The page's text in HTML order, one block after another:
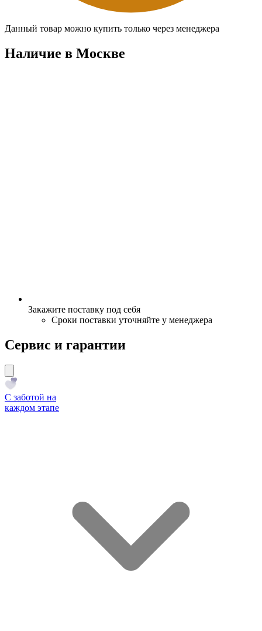
Данный товар можно купить только через менеджера
Наличие в Москвe
Закажите поставку под себя
Сроки поставки уточняйте у менеджера
Сервис и гарантии
С заботой на
каждом этапе